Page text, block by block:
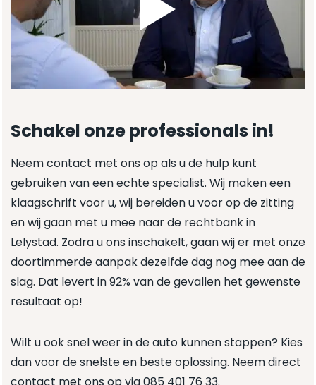
Schakel onze professionals in!
Neem contact met ons op als u de hulp kunt
gebruiken van een echte specialist. Wij maken een
klaagschrift voor u, wij bereiden u voor op de zitting
en wij gaan met u mee naar de rechtbank in
Lelystad. Zodra u ons inschakelt, gaan wij er met onze
doortimmerde aanpak dezelfde dag nog mee aan de
slag. Dat levert in 92% van de gevallen het gewenste
resultaat op!
Wilt u ook snel weer in de auto kunnen stappen? Kies
dan voor de snelste en beste oplossing. Neem direct
contact met ons op via085 401 76 33.